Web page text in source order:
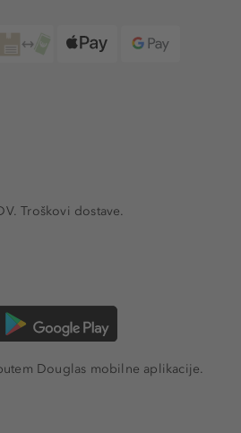
Troškovi dostave.
Douglas mobilne aplikacije.